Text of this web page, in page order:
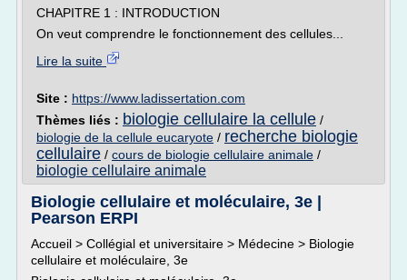
CHAPITRE 1 : INTRODUCTION
On veut comprendre le fonctionnement des cellules...
Lire la suite
Site : https://www.ladissertation.com
Thèmes liés : biologie cellulaire la cellule /
biologie de la cellule eucaryote / recherche biologie
cellulaire / cours de biologie cellulaire animale /
biologie cellulaire animale
Biologie cellulaire et moléculaire, 3e |
Pearson ERPI
Accueil > Collégial et universitaire > Médecine > Biologie
cellulaire et moléculaire, 3e